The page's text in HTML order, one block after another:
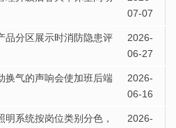
07-07
品分区展示时消防隐患评
2026-
06-27
换气的声响会使加班后端
2026-
06-16
系统按岗位类别分色，
2026-